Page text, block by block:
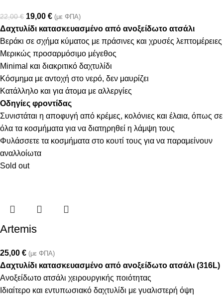
22,00€ 19,00 € (με ΦΠΑ)
Δαχτυλίδι κατασκευασμένο από ανοξείδωτο ατσάλι
Βεράκι σε σχήμα κύματος με πράσινες και χρυσές λεπτομέρειες
Μερικώς προσαρμόσιμο μέγεθος
Minimal και διακριτικό δαχτυλίδι
Κόσμημα με αντοχή στο νερό, δεν μαυρίζει
Κατάλληλο και για άτομα με αλλεργίες
Οδηγίες φροντίδας
Συνιστάται η αποφυγή από κρέμες, κολόνιες και έλαια, όπως σε
όλα τα κοσμήματα για να διατηρηθεί η λάμψη τους
Φυλάσσετε τα κοσμήματα στο κουτί τους για να παραμείνουν
αναλλοίωτα
Sold out
Artemis
25,00 € (με ΦΠΑ)
Δαχτυλίδι κατασκευασμένο από ανοξείδωτο ατσάλι (316L)
Ανοξείδωτο ατσάλι χειρουργικής ποιότητας
Ιδιαίτερο και εντυπωσιακό δαχτυλίδι με γυαλιστερή όψη